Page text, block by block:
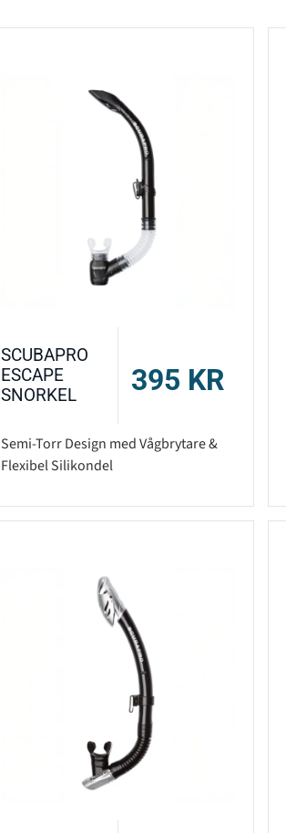
SCUBAPRO
ESCAPE
SNORKEL
395 KR
Semi-Torr Design med Vågbrytare &
Flexibel Silikondel